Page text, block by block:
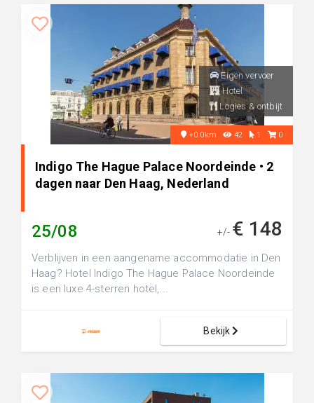
Eigen vervoer
Hotel
Logies & ontbijt
+0.0km 42 1 0
Indigo The Hague Palace Noordeinde • 2
dagen naar Den Haag, Nederland
25/08 +/- € 148
Verblijven in een aangename accommodatie in Den
Haag? Hotel Indigo The Hague Palace Noordeinde
is een luxe 4-sterren hotel,...
Bekijk